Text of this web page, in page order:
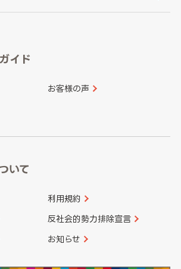
愛媛県
宮崎県
イド
お客様の声
いて
利用規約
反社会的勢力排除宣言
お知らせ